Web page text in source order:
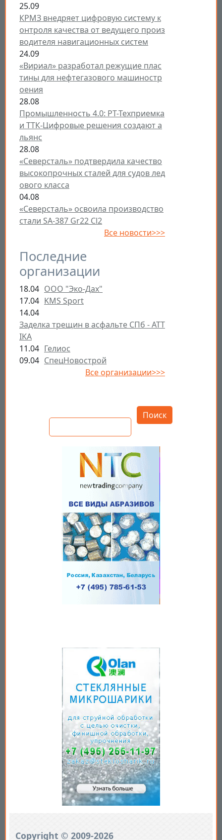
25.09
КРМЗ внедряет цифровую систему к
онтроля качества от ведущего произ
водителя навигационных систем
24.09
«Вириал» разработал режущие плас
тины для нефтегазового машиностр
оения
28.08
Промышленность 4.0: РТ-Техприемка
и ТТК-Цифровые решения создают а
льянс
28.08
«Северсталь» подтвердила качество
высокопрочных сталей для судов лед
ового класса
04.08
«Северсталь» освоила производство
стали SA-387 Gr22 Cl2
Все новости>>>
Последние
организации
18.04 ООО "Эко-Дах"
17.04 KMS Sport
14.04
Заделка трещин в асфальте СПб - ATT
IKA
11.04 Гелиос
09.04 СпецНовострой
Все организации>>>
Copyright © 2009-2026